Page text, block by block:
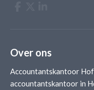
Over ons
Accountantskantoor
accountantskantoor in